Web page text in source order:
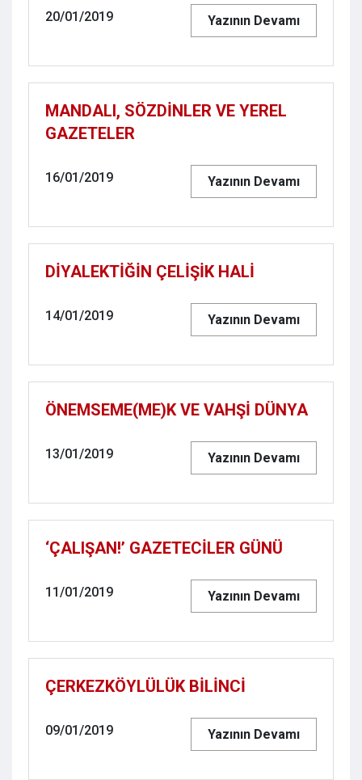
20/01/2019 Yazının Devamı
MANDALI, SÖZDİNLER VE YEREL
GAZETELER
16/01/2019 Yazının Devamı
DİYALEKTİĞİN ÇELİŞİK HALİ
14/01/2019 Yazının Devamı
ÖNEMSEME(ME)K VE VAHŞİ DÜNYA
13/01/2019 Yazının Devamı
‘ÇALIŞAN!’ GAZETECİLER GÜNÜ
11/01/2019 Yazının Devamı
ÇERKEZKÖYLÜLÜK BİLİNCİ
09/01/2019 Yazının Devamı